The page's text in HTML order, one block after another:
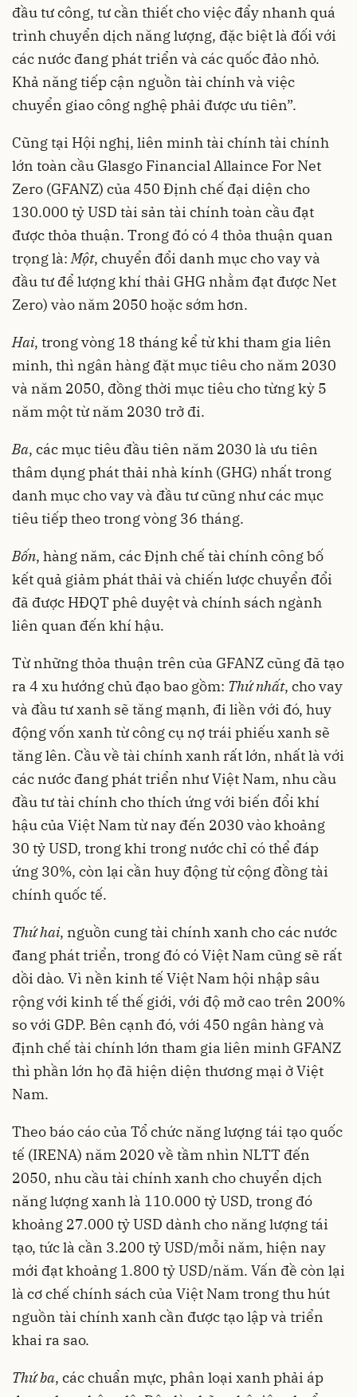
đầu tư công, tư cần thiết cho việc đẩy nhanh quá
trình chuyển dịch năng lượng, đặc biệt là đối với
các nước đang phát triển và các quốc đảo nhỏ.
Khả năng tiếp cận nguồn tài chính và việc
chuyển giao công nghệ phải được ưu tiên”.
Cũng tại Hội nghị, liên minh tài chính tài chính
lớn toàn cầu Glasgo Financial Allaince For Net
Zero (GFANZ) của 450 Định chế đại diện cho
130.000 tỷ USD tài sản tài chính toàn cầu đạt
được thỏa thuận. Trong đó có 4 thỏa thuận quan
trọng là:Một, chuyển đổi danh mục cho vay và
đầu tư để lượng khí thải GHG nhằm đạt được Net
Zero) vào năm 2050 hoặc sớm hơn.
Hai, trong vòng 18 tháng kể từ khi tham gia liên
minh, thì ngân hàng đặt mục tiêu cho năm 2030
và năm 2050, đồng thời mục tiêu cho từng kỳ 5
năm một từ năm 2030 trở đi.
Ba, các mục tiêu đầu tiên năm 2030 là ưu tiên
thâm dụng phát thải nhà kính (GHG) nhất trong
danh mục cho vay và đầu tư cũng như các mục
tiêu tiếp theo trong vòng 36 tháng.
Bốn, hàng năm, các Định chế tài chính công bố
kết quả giảm phát thải và chiến lược chuyển đổi
đã được HĐQT phê duyệt và chính sách ngành
liên quan đến khí hậu.
Từ những thỏa thuận trên của GFANZ cũng đã tạo
ra 4 xu hướng chủ đạo bao gồm: Thứ nhất, cho vay
và đầu tư xanh sẽ tăng mạnh, đi liền với đó, huy
động vốn xanh từ công cụ nợ trái phiếu xanh sẽ
tăng lên. Cầu về tài chính xanh rất lớn, nhất là với
các nước đang phát triển như Việt Nam, nhu cầu
đầu tư tài chính cho thích ứng với biến đổi khí
hậu của Việt Nam từ nay đến 2030 vào khoảng
30 tỷ USD, trong khi trong nước chỉ có thể đáp
ứng 30%, còn lại cần huy động từ cộng đồng tài
chính quốc tế.
Thứ hai, nguồn cung tài chính xanh cho các nước
đang phát triển, trong đó có Việt Nam cũng sẽ rất
dồi dào. Vì nền kinh tế Việt Nam hội nhập sâu
rộng với kinh tế thế giới, với độ mở cao trên 200%
so với GDP. Bên cạnh đó, với 450 ngân hàng và
định chế tài chính lớn tham gia liên minh GFANZ
thì phần lớn họ đã hiện diện thương mại ở Việt
Nam.
Theo báo cáo của Tổ chức năng lượng tái tạo quốc
tế (IRENA) năm 2020 về tầm nhìn NLTT đến
2050, nhu cầu tài chính xanh cho chuyển dịch
năng lượng xanh là 110.000 tỷ USD, trong đó
khoảng 27.000 tỷ USD dành cho năng lượng tái
tạo, tức là cần 3.200 tỷ USD/mỗi năm, hiện nay
mới đạt khoảng 1.800 tỷ USD/năm. Vấn đề còn lại
là cơ chế chính sách của Việt Nam trong thu hút
nguồn tài chính xanh cần được tạo lập và triển
khai ra sao.
Thứ ba, các chuẩn mực, phân loại xanh phải áp